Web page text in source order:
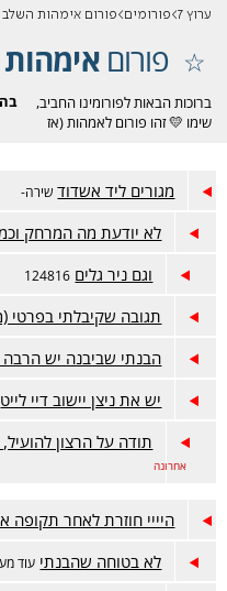
ערוץ 7 פורומים פורום אימהות
פורום
ברוכות הבאות לפורומינו החביב,
שימו 💛 זהו פורום לאמהות (אז
על ההבנה!). הפורום מיועד
לשאלות, פריקות והתייעצויות על
מגורים ליד אשדוד שירה-
לא יודעת מה המרחק
וגם ניר גלים 124816
תגובה שקיבלתי בפרטי
הבנתי שביבנה יש הרבה
יש את ניצן יישוב דיי לייט
תודה על הרצון
אחרונה
היייי חוזרת לאחר תקופה
לא בטוחה שהבנתי עוד